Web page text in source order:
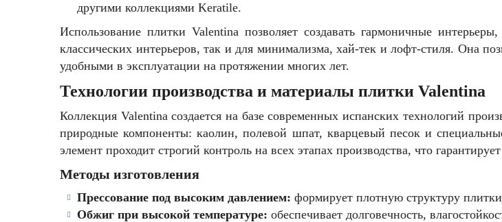
другими коллекциями Keratile.
Использование плитки Valentina позволяет создавать гармоничные
классических интерьеров, так и для минимализма, хай-тек и лофт-стиля. Она
удобными в эксплуатации на протяжении многих лет.
Технологии производства и материалы плитки Valentina
Коллекция Valentina создается на базе современных испанских технологий
природные компоненты: каолин, полевой шпат, кварцевый песок и
элемент проходит строгий контроль на всех этапах производства, что
Методы изготовления
Прессование под высоким давлением: формирует плотную структуру
Обжиг при высокой температуре: обеспечивает долговечность,